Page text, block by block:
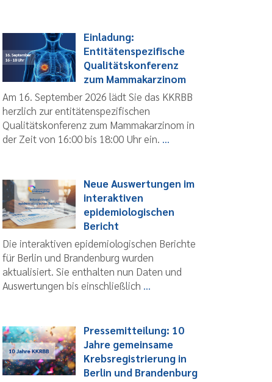
Einladung:
Entitätenspezifische
Qualitätskonferenz
zum Mammakarzinom
Am 16. September 2026 lädt Sie das KKRBB
herzlich zur entitätenspezifischen
Qualitätskonferenz zum Mammakarzinom in
der Zeit von 16:00 bis 18:00 Uhr ein. ...
Neue Auswertungen im
interaktiven
epidemiologischen
Bericht
Die interaktiven epidemiologischen Berichte
für Berlin und Brandenburg wurden
aktualisiert. Sie enthalten nun Daten und
Auswertungen bis einschließlich ...
Pressemitteilung: 10
Jahre gemeinsame
Krebsregistrierung in
Berlin und Brandenburg